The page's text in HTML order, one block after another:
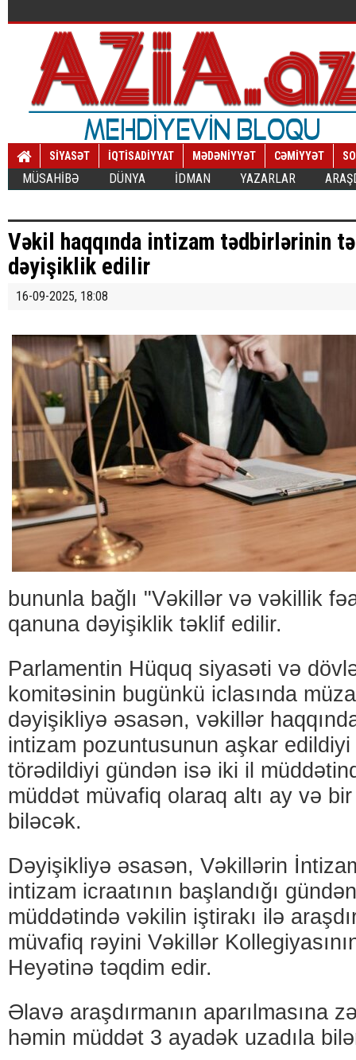
SİYASƏT İQTİSADİYYAT MƏDƏNİYYƏT CƏMİYYƏT
MÜSAHİBƏ DÜNYA İDMAN YAZARLAR
Vəkil haqqında intizam tədbirlərinin
dəyişiklik edilir
16-09-2025, 18:08
bununla bağlı "Vəkillər və vəkillik
qanuna dəyişiklik təklif edilir.
Parlamentin Hüquq siyasəti və
komitəsinin bugünkü iclasında
dəyişikliyə əsasən, vəkillər
intizam pozuntusunun aşkar
törədildiyi gündən isə iki il
müddət müvafiq olaraq altı ay və
biləcək.
Dəyişikliyə əsasən, Vəkillərin
intizam icraatının başlandığı
müddətində vəkilin iştirakı ilə
müvafiq rəyini Vəkillər
Heyətinə təqdim edir.
Əlavə araşdırmanın aparılmasına
həmin müddət 3 ayadək uzadıla